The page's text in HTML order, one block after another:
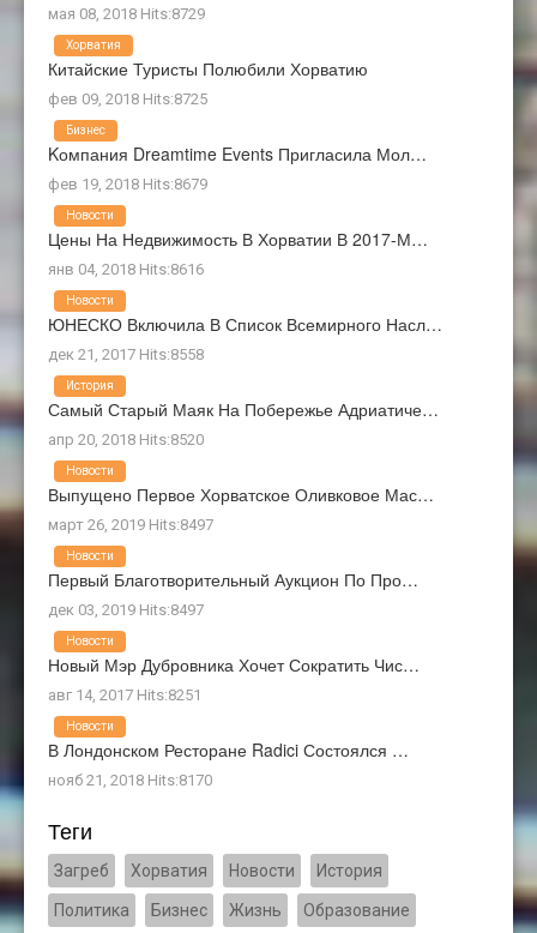
мая 08, 2018 Hits:8729
Китайские Туристы Полюбили Хорватию
фев 09, 2018 Hits:8725
Хорватия
Kомпания Dreamtime Events Пригласила Мол…
фев 19, 2018 Hits:8679
Бизнес
Цены На Недвижимость В Хорватии В 2017-М…
янв 04, 2018 Hits:8616
Новости
ЮНЕСКО Включила В Список Всемирного Насл…
дек 21, 2017 Hits:8558
Новости
Самый Старый Маяк На Побережье Адриатиче…
апр 20, 2018 Hits:8520
История
Выпущено Первое Хорватское Оливковое Мас…
март 26, 2019 Hits:8497
Новости
Первый Благотворительный Аукцион По Про…
дек 03, 2019 Hits:8497
Новости
Новый Мэр Дубровника Хочет Сократить Чис…
авг 14, 2017 Hits:8251
Новости
В Лондонском Ресторане Radici Состоялся …
нояб 21, 2018 Hits:8170
Новости
Теги
Загреб Хорватия Новости История
Политика Бизнес Жизнь Образование